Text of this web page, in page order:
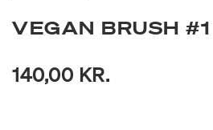
VEGAN BRUSH #1
140,00 KR.